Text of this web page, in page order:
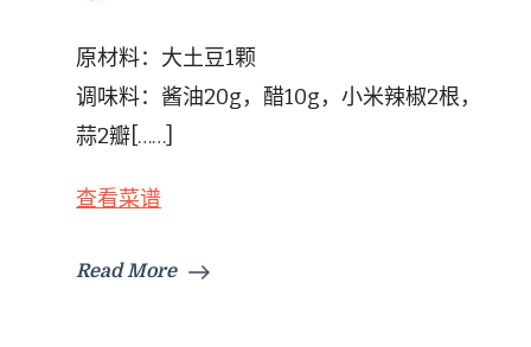
豆
丝
原材料：大土豆1颗
调味料：酱油20g，醋10g，小米辣椒2根，
蒜2瓣[……]
查看菜谱
Read More